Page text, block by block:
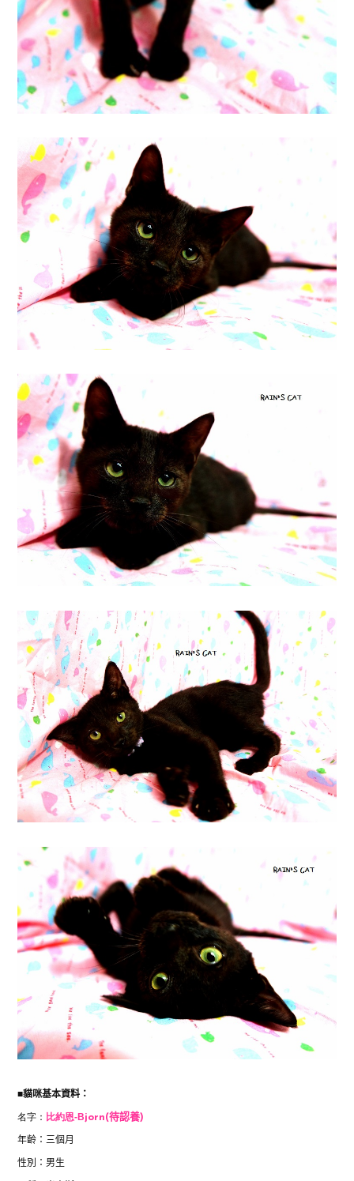
■貓咪基本資料：
名字： 比約恩-Bjorn(待認養)
年齡：三個月
性別：男生